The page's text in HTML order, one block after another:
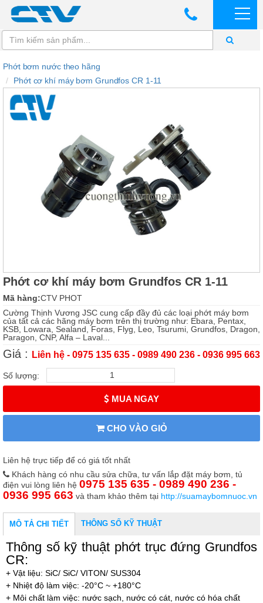
Phớt bơm nước theo hãng
Phớt cơ khí máy bơm Grundfos CR 1-11
Phớt cơ khí máy bơm Grundfos CR 1-11
Mã hàng:CTV PHOT
Cường Thịnh Vương JSC cung cấp đầy đủ các loại phớt máy bơm
của tất cả các hãng máy bơm trên thị trường như: Ebara, Pentax,
KSB, Lowara, Sealand, Foras, Flyg, Leo, Tsurumi, Grundfos, Dragon,
Paragon, CNP, Alfa – Laval...
Giá : Liên hệ - 0975 135 635 - 0989 490 236 - 0936 995 663
Số lượng:
MUA NGAY
CHO VÀO GIỎ
Liên hệ trực tiếp để có giá tốt nhất
Khách hàng có nhu cầu sửa chữa, tư vấn lắp đặt máy bơm, tủ
điện vui lòng liên hệ 0975 135 635 - 0989 490 236 -
0936 995 663 và tham khảo thêm tại http://suamaybomnuoc.vn
MÔ TẢ CHI TIẾT THÔNG SỐ KỸ THUẬT
Thông số kỹ thuật phớt trục đứng Grundfos
CR:
+ Vật liệu: SiC/ SiC/ VITON/ SUS304
+ Nhiệt độ làm việc: -20°C ~ +180°C
+ Môi chất làm việc: nước sạch, nước có cát, nước có hóa chất